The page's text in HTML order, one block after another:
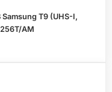
T9 (UHS-I,
AM